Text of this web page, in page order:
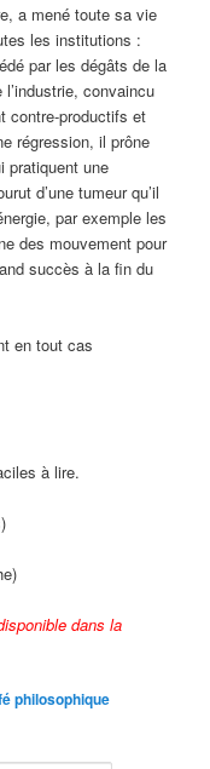
a mené toute sa vie
les institutions :
par les dégâts de la
convaincu
contre-productifs et
régression, il prône
pratiquent une
d’une tumeur qu’il
par exemple les
des mouvement pour
succès à la fin du
en tout cas
à lire.
dans la
philosophique